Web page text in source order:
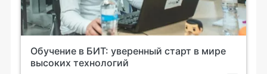
Обучение в БИТ: уверенный старт в мире
высоких технологий